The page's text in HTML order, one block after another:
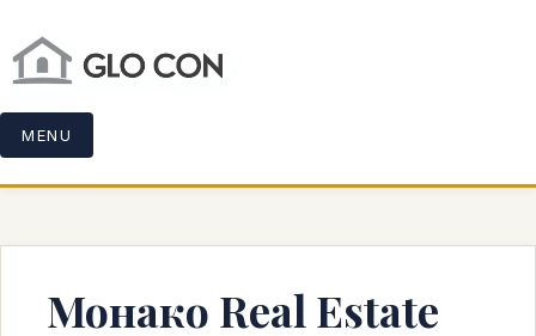
MENU
Монако Real Estate